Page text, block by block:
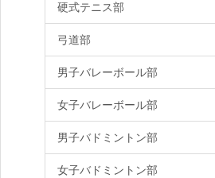
硬式テニス部
弓道部
男子バレーボール部
女子バレーボール部
男子バドミントン部
女子バドミントン部